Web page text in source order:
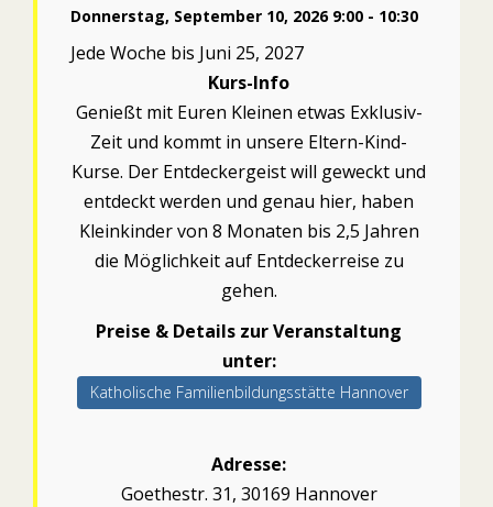
Donnerstag, September 10, 2026 9:00 - 10:30
Jede Woche bis Juni 25, 2027
Kurs-Info
Genießt mit Euren Kleinen etwas Exklusiv-
Zeit und kommt in unsere Eltern-Kind-
Kurse. Der Entdeckergeist will geweckt und
entdeckt werden und genau hier, haben
Kleinkinder von 8 Monaten bis 2,5 Jahren
die Möglichkeit auf Entdeckerreise zu
gehen.
Preise & Details zur Veranstaltung
unter:
Katholische Familienbildungsstätte Hannover
Adresse:
Goethestr. 31, 30169 Hannover